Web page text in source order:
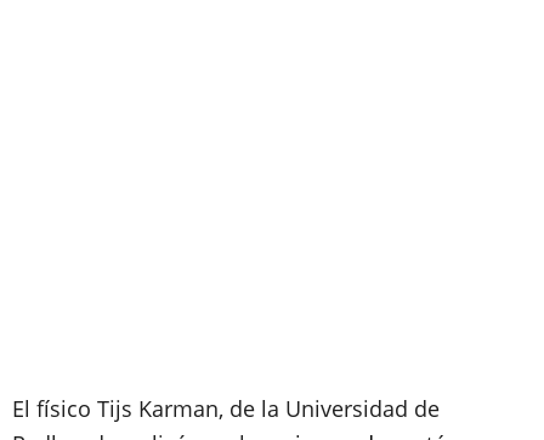
El físico Tijs Karman, de la Universidad de